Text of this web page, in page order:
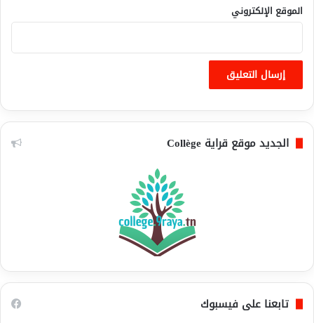
الموقع الإلكتروني
الجديد موقع قراية Collège
تابعنا على فيسبوك